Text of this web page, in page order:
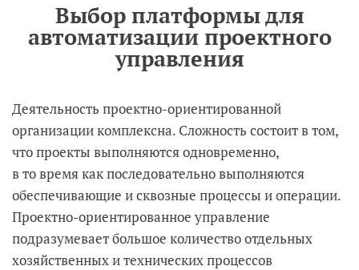
Выбор платформы для
автоматизации проектного
управления
Деятельность проектно-ориентированной
организации комплексна. Сложность состоит в том,
что проекты выполняются одновременно,
в то время как последовательно выполняются
обеспечивающие и сквозные процессы и операции.
Проектно-ориентированное управление
подразумевает большое количество отдельных
хозяйственных и технических процессов